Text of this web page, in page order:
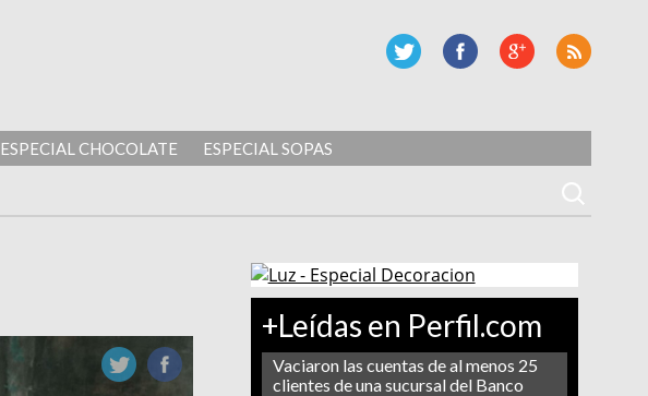
ESPECIAL CHOCOLATE ESPECIAL SOPAS
+Leídas en Perfil.com
Vaciaron las cuentas de al menos 25
clientes de una sucursal del Banco